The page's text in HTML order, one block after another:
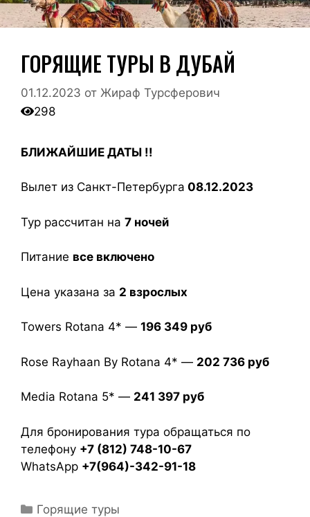
ГОРЯЩИЕ ТУРЫ В ДУБАЙ
01.12.2023 от Жираф Турсферович
298
БЛИЖАЙШИЕ ДАТЫ !!
Вылет из Санкт-Петербурга 08.12.2023
Тур рассчитан на 7 ночей
Питание все включено
Цена указана за 2 взрослых
Towers Rotana 4* — 196 349 руб
Rose Rayhaan By Rotana 4* — 202 736 руб
Media Rotana 5* — 241 397 руб
Для бронирования тура обращаться по
телефону +7 (812) 748-10-67
WhatsApp +7(964)-342-91-18
Горящие туры